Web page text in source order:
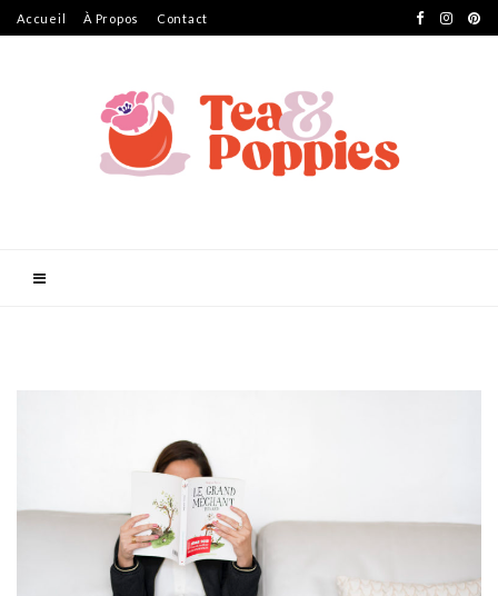
Accueil À Propos Contact